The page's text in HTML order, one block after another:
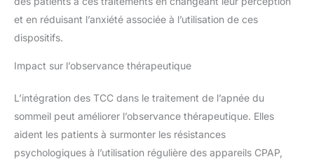
et en réduisant l’anxiété associée à l’utilisation de ces
dispositifs.
Impact sur l’observance thérapeutique
L’intégration des TCC dans le traitement de l’apnée du
sommeil peut améliorer l’observance thérapeutique. Elles
aident les patients à surmonter les résistances
psychologiques à l’utilisation régulière des appareils CPAP,